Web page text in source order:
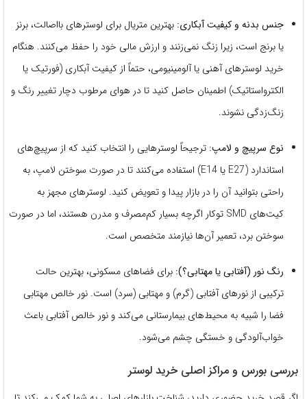
جنس بدنه و کیفیت آبکاری: بهترین متریال برای لوسترهای بااصالت، برنز
یا برنج است، زیرا زنگ نمی‌زنند و ارزش مالی خود را حفظ می‌کنند. هنگام
خرید لوسترهای آهنی یا آلومینیومی، حتماً از کیفیت آبکاری (فورتیک یا
الکترواستاتیک) اطمینان حاصل کنید تا در هوای مرطوب دچار تغییر رنگ و
زنگ‌زدگی نشوند.
نوع سرپیچ و لامپ: ترجیحاً لوسترهایی را انتخاب کنید که از سرپیچ‌های
استاندارد (E27 یا E14) استفاده می‌کنند تا در صورت سوختن لامپ، به
راحتی بتوانید آن را در بازار پیدا و تعویض کنید. لوسترهای مجهز به
کیت‌های SMD توکار اگرچه بسیار کم‌مصرف و مدرن هستند، اما در صورت
سوختن برد، تعمیر آن‌ها نیازمند متخصص است.
رنگ نور (آفتابی یا مهتابی؟): برای فضاهای مسکونی، بهترین حالت
ترکیبی از نورهای آفتابی (گرم) و مهتابی (سرد) است. نور خالص مهتابی
فضا را شبیه به محیط‌های بیمارستانی می‌کند و نور خالص آفتابی باعث
خواب‌آلودگی و خستگی چشم می‌شود.
بررسی بورس و مراکز اصلی خرید لوستر